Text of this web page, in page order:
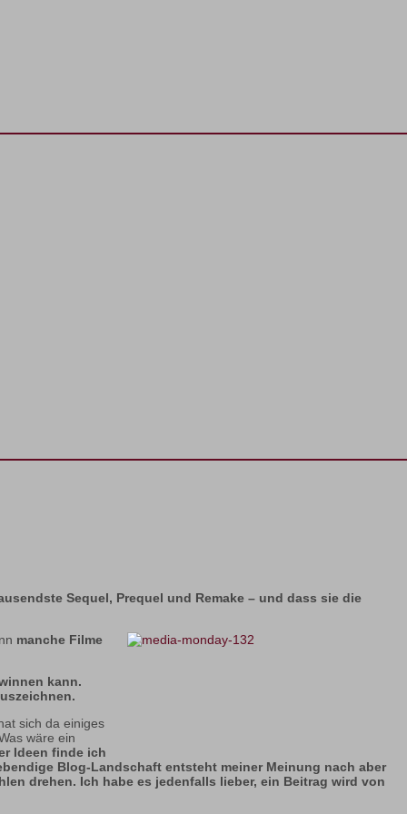
Sequel, Prequel und Remake – und dass sie die
manche Filme
kann.
sich da einiges
wäre ein
Ideen finde ich
Blog-Landschaft entsteht meiner Meinung nach aber
drehen. Ich habe es jedenfalls lieber, ein Beitrag wird von